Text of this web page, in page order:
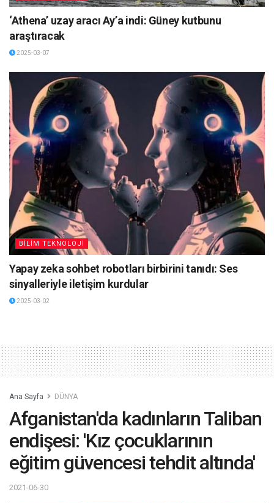
‘Athena’ uzay aracı Ay’a indi: Güney kutbunu
araştıracak
2025-03-07
BİLİM TEKNOLOJİ
Yapay zeka sohbet robotları birbirini tanıdı: Ses
sinyalleriyle iletişim kurdular
2025-03-02
Ana Sayfa DÜNYA
Afganistan'da kadınların Taliban
endişesi: 'Kız çocuklarının
eğitim güvencesi tehdit altında'
2021-06-30